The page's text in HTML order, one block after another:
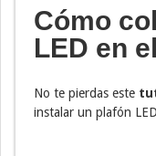
Cómo
LED en
No te pierdas este
instalar un plafón